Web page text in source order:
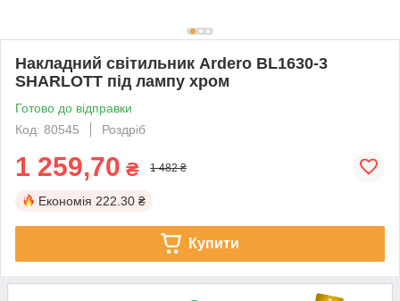
Накладний світильник Ardero BL1630-3
SHARLOTT під лампу хром
Готово до відправки
Код: 80545
Роздріб
1 259,70 ₴ 1 482 ₴
Економія 222.30 ₴
Купити